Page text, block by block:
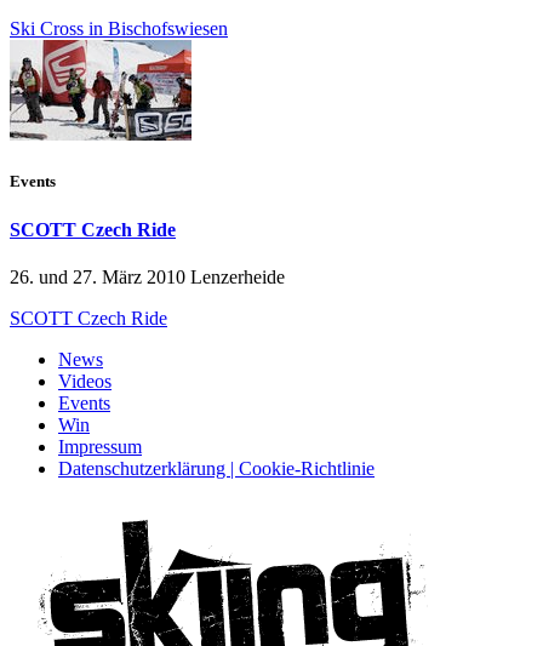
Ski Cross in Bischofswiesen
Events
SCOTT Czech Ride
26. und 27. März 2010 Lenzerheide
SCOTT Czech Ride
News
Videos
Events
Win
Impressum
Datenschutzerklärung | Cookie-Richtlinie